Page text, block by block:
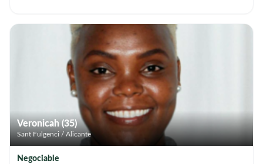
Veronicah (35)
Sant Fulgenci / Alicante
Negociable